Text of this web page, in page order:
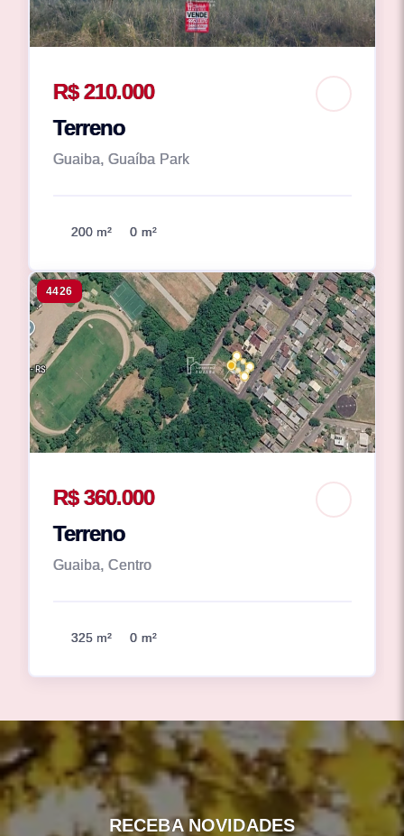
R$ 210.000
Terreno
Guaiba, Guaíba Park
200 m² 0 m²
4426
R$ 360.000
Terreno
Guaiba, Centro
325 m² 0 m²
RECEBA NOVIDADES